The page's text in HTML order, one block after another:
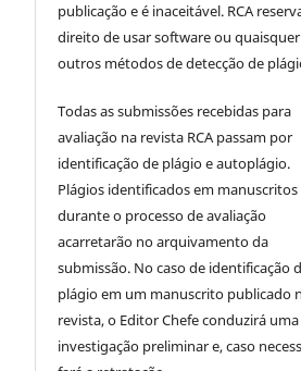
publicação e é inaceitável. RCA
direito de usar software ou quaisquer
outros métodos de detecção de
Todas as submissões recebidas para
avaliação na revista RCA passam por
identificação de plágio e autoplágio.
Plágios identificados em manuscritos
durante o processo de avaliação
acarretarão no arquivamento da
submissão. No caso de identificação
plágio em um manuscrito publicado
revista, o Editor Chefe conduzirá uma
investigação preliminar e, caso